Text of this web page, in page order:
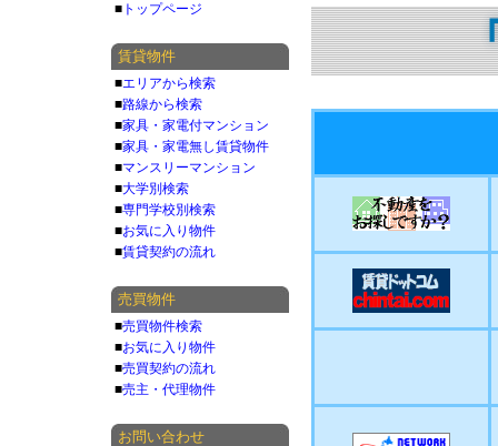
■ トップページ
賃貸物件
■エリアから検索
■路線から検索
■家具・家電付マンション
■家具・家電無し賃貸物件
■マンスリーマンション
■大学別検索
■専門学校別検索
■お気に入り物件
■賃貸契約の流れ
売買物件
■売買物件検索
■お気に入り物件
■売買契約の流れ
■売主・代理物件
お問い合わせ